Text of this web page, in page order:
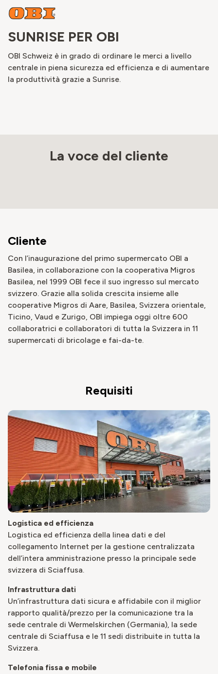
SUNRISE PER OBI
OBI Schweiz è in grado di ordinare le merci a livello
centrale in piena sicurezza ed efficienza e di aumentare
la produttività grazie a Sunrise.
La voce del cliente
Cliente
Con l’inaugurazione del primo supermercato OBI a
Basilea, in collaborazione con la cooperativa Migros
Basilea, nel 1999 OBI fece il suo ingresso sul mercato
svizzero. Grazie alla solida crescita insieme alle
cooperative Migros di Aare, Basilea, Svizzera orientale,
Ticino, Vaud e Zurigo, OBI impiega oggi oltre 600
collaboratrici e collaboratori di tutta la Svizzera in 11
supermercati di bricolage e fai-da-te.
Requisiti
Logistica ed efficienza
Logistica ed efficienza della linea dati e del
collegamento Internet per la gestione centralizzata
dell’intera amministrazione presso la principale sede
svizzera di Sciaffusa.
Infrastruttura dati
Un’infrastruttura dati sicura e affidabile con il miglior
rapporto qualità/prezzo per la comunicazione tra la
sede centrale di Wermelskirchen (Germania), la sede
centrale di Sciaffusa e le 11 sedi distribuite in tutta la
Svizzera.
Telefonia fissa e mobile